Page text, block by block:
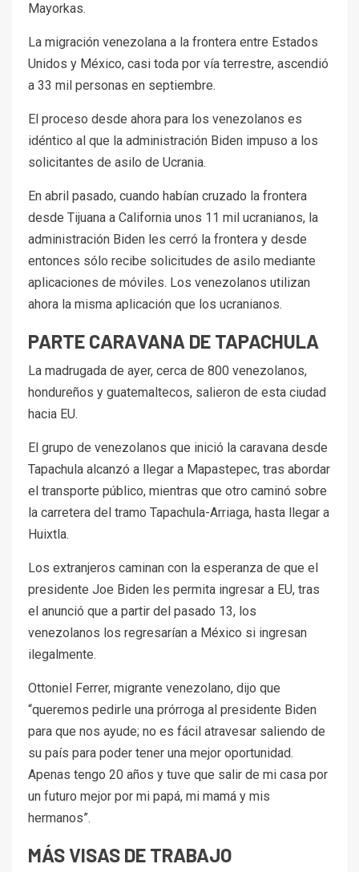
Mayorkas.
La migración venezolana a la frontera entre Estados
Unidos y México, casi toda por vía terrestre, ascendió
a 33 mil personas en septiembre.
El proceso desde ahora para los venezolanos es
idéntico al que la administración Biden impuso a los
solicitantes de asilo de Ucrania.
En abril pasado, cuando habían cruzado la frontera
desde Tijuana a California unos 11 mil ucranianos, la
administración Biden les cerró la frontera y desde
entonces sólo recibe solicitudes de asilo mediante
aplicaciones de móviles. Los venezolanos utilizan
ahora la misma aplicación que los ucranianos.
PARTE CARAVANA DE TAPACHULA
La madrugada de ayer, cerca de 800 venezolanos,
hondureños y guatemaltecos, salieron de esta ciudad
hacia EU.
El grupo de venezolanos que inició la caravana desde
Tapachula alcanzó a llegar a Mapastepec, tras abordar
el transporte público, mientras que otro caminó sobre
la carretera del tramo Tapachula-Arriaga, hasta llegar a
Huixtla.
Los extranjeros caminan con la esperanza de que el
presidente Joe Biden les permita ingresar a EU, tras
el anunció que a partir del pasado 13, los
venezolanos los regresarían a México si ingresan
ilegalmente.
Ottoniel Ferrer, migrante venezolano, dijo que
“queremos pedirle una prórroga al presidente Biden
para que nos ayude; no es fácil atravesar saliendo de
su país para poder tener una mejor oportunidad.
Apenas tengo 20 años y tuve que salir de mi casa por
un futuro mejor por mi papá, mi mamá y mis
hermanos”.
MÁS VISAS DE TRABAJO